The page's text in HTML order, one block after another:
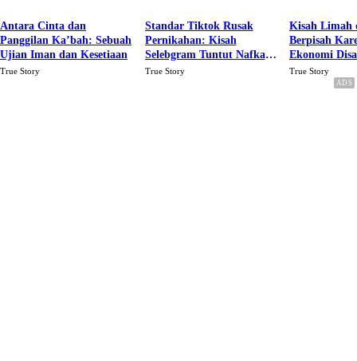
Antara Cinta dan
Panggilan Ka’bah: Sebuah
Ujian Iman dan Kesetiaan
True Story
Standar Tiktok Rusak
Pernikahan: Kisah
Selebgram Tuntut Nafkah
Rp.15 Juta Perbulan
True Story
Kisah Limah
Berpisah
Ekonomi
Karena Cinta
True Story